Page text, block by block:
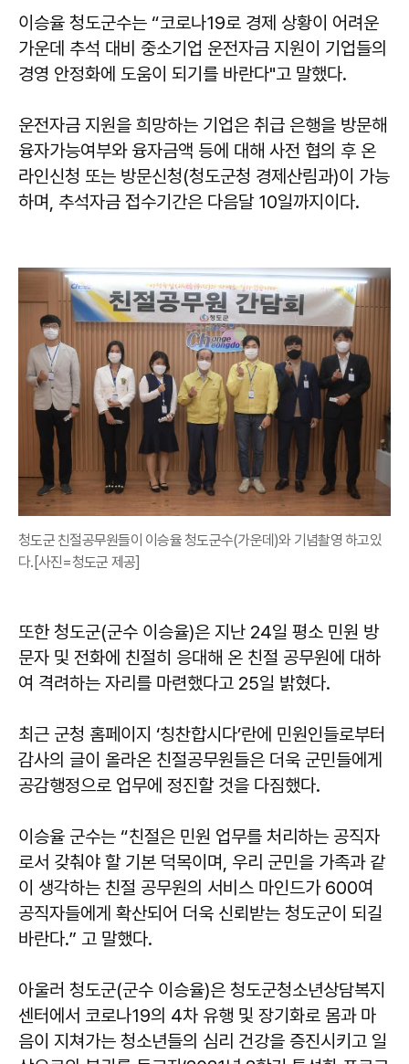
이승율 청도군수는 “코로나19로 경제 상황이 어려운
가운데 추석 대비 중소기업 운전자금 지원이 기업들의
경영 안정화에 도움이 되기를 바란다"고 말했다.
운전자금 지원을 희망하는 기업은 취급 은행을 방문해
융자가능여부와 융자금액 등에 대해 사전 협의 후 온
라인신청 또는 방문신청(청도군청 경제산림과)이 가능
하며, 추석자금 접수기간은 다음달 10일까지이다.
청도군 친절공무원들이 이승율 청도군수(가운데)와 기념촬영 하고있
다.[사진=청도군 제공]
또한 청도군(군수 이승율)은 지난 24일 평소 민원 방
문자 및 전화에 친절히 응대해 온 친절 공무원에 대하
여 격려하는 자리를 마련했다고 25일 밝혔다.
최근 군청 홈페이지 ‘칭찬합시다’란에 민원인들로부터
감사의 글이 올라온 친절공무원들은 더욱 군민들에게
공감행정으로 업무에 정진할 것을 다짐했다.
이승율 군수는 “친절은 민원 업무를 처리하는 공직자
로서 갖춰야 할 기본 덕목이며, 우리 군민을 가족과 같
이 생각하는 친절 공무원의 서비스 마인드가 600여
공직자들에게 확산되어 더욱 신뢰받는 청도군이 되길
바란다.” 고 말했다.
아울러 청도군(군수 이승율)은 청도군청소년상담복지
센터에서 코로나19의 4차 유행 및 장기화로 몸과 마
음이 지쳐가는 청소년들의 심리 건강을 증진시키고 일